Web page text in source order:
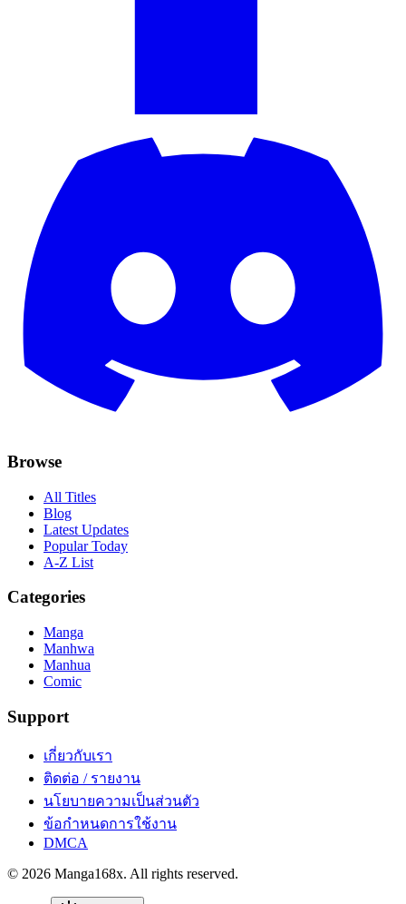
Browse
All Titles
Blog
Latest Updates
Popular Today
A-Z List
Categories
Manga
Manhwa
Manhua
Comic
Support
เกี่ยวกับเรา
ติดต่อ / รายงาน
นโยบายความเป็นส่วนตัว
ข้อกำหนดการใช้งาน
DMCA
© 2026 Manga168x. All rights reserved.